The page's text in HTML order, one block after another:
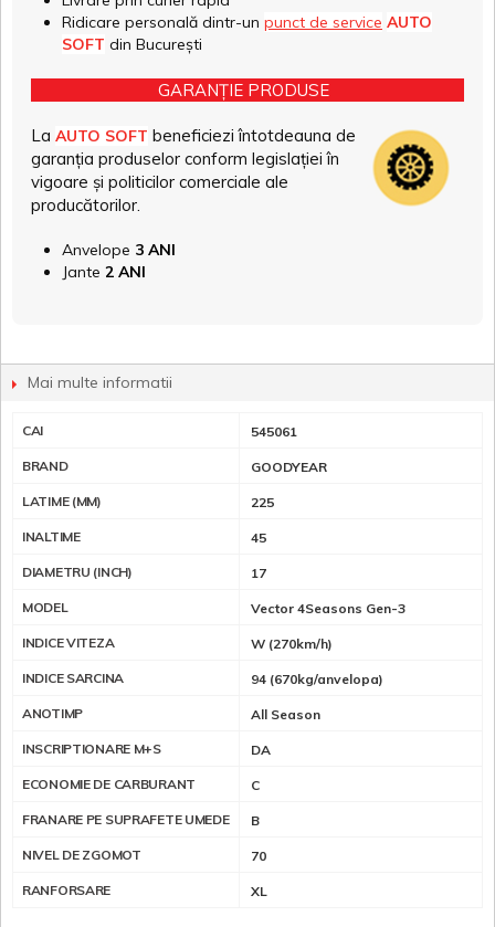
Ridicare personală dintr-un punct de service AUTO
SOFT din București
GARANȚIE PRODUSE
La AUTO SOFT beneficiezi întotdeauna de
garanția produselor conform legislației în
vigoare și politicilor comerciale ale
producătorilor.
Anvelope 3 ANI
Jante 2 ANI
Mai multe informatii
CAI 545061
BRAND GOODYEAR
LATIME (MM) 225
INALTIME 45
DIAMETRU (INCH) 17
MODEL Vector 4Seasons Gen-3
INDICE VITEZA W (270km/h)
INDICE SARCINA 94 (670kg/anvelopa)
ANOTIMP All Season
INSCRIPTIONARE M+S DA
ECONOMIE DE CARBURANT C
FRANARE PE SUPRAFETE UMEDE B
NIVEL DE ZGOMOT 70
RANFORSARE XL